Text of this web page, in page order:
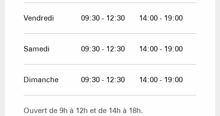
Vendredi 09:30 - 12:30 14:00 - 19:00
Samedi 09:30 - 12:30 14:00 - 19:00
Dimanche 09:30 - 12:30 14:00 - 19:00
Ouvert de 9h à 12h et de 14h à 18h.